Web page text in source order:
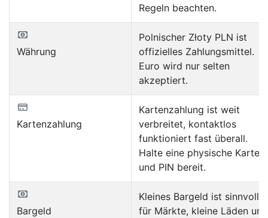
Regeln beachten.
Währung
Polnischer Złoty PLN ist
offizielles Zahlungsmittel.
Euro wird nur selten
akzeptiert.
Kartenzahlung
Kartenzahlung ist weit
verbreitet, kontaktlos
funktioniert fast überall.
Halte eine physische Karte
und PIN bereit.
Bargeld
Kleines Bargeld ist sinnvoll
für Märkte, kleine Läden und